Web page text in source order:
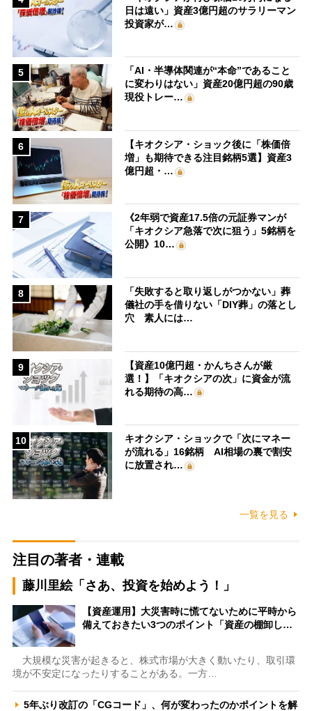
日は遠い」資産3億円超のサラリーマン
投資家が…
5
「AI・半導体関連が“本命”であること
に変わりはない」資産20億円超の90歳
現役トレー…
6
【キオクシア・ショック後に「株価倍
増」も期待できる注目銘柄5選】資産3
億円超・…
7
《2年弱で資産17.5倍の元証券マンが
「キオクシア急落で次に狙う」5銘柄を
公開》10…
8
「失敗すると取り返しがつかない」葬
儀社の手を借りない「DIY葬」の落とし
穴 素人には…
9
【資産10億円超・かんちさんが厳
選！】「キオクシアの次」に資金が流
れる期待の高…
10
キオクシア・ショックで「次にマネー
が流れる」16銘柄 AI相場の裏で割安
に放置され…
一覧を見る
注目の著者・連載
藤川里絵「さあ、投資を始めよう！」
【資産運用】大災害時に慌てないために平時から
備えておきたい3つのポイント「資産の棚卸し…
大規模な災害が起きると、株式市場が大きく動いたり、取引環
境が不安定になったりすることがある。一方…
5年ぶり改訂の「CGコード」、何が変わったのかポイントを解